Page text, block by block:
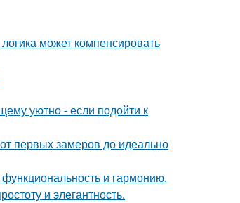
может компенсировать
уютно - если подойти к
первых замеров до идеально
и гармонию.
и элегантность.